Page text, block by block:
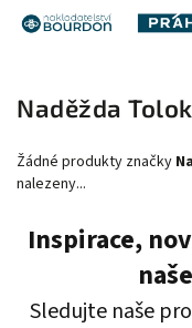
Naděžda
Žádné produkty značky
nalezeny...
Inspirace,
Sledujte naše